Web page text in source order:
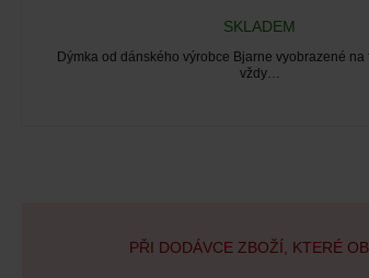
SKLADEM
Dýmka od dánského výrobce Bjarne vyobrazené na
vždy…
PŘI DODÁVCE ZBOŽÍ, KTERÉ